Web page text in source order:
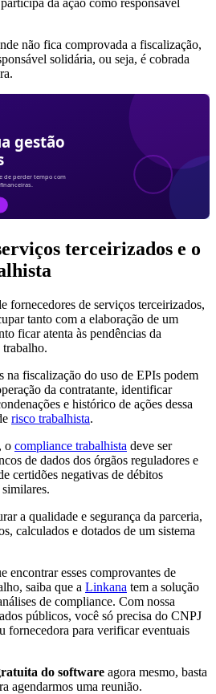
da ação como responsável
não fica comprovada a fiscalização,
solidária, ou seja, é cobrada
terceirizados e o
fornecedores de serviços terceirizados,
tanto com a elaboração de um
ficar atenta às pendências da
trabalho.
na fiscalização do uso de EPIs podem
da contratante, identificar
e histórico de ações dessa
risco trabalhista.
o compliance trabalhista deve ser
de dados dos órgãos reguladores e
certidões negativas de débitos
a qualidade e segurança da parceria,
calculados e dotados de um sistema
encontrar esses comprovantes de
saiba que a Linkana tem a solução
de compliance. Com nossa
públicos, você só precisa do CNPJ
fornecedora para verificar eventuais
do software agora mesmo, basta
agendarmos uma reunião.